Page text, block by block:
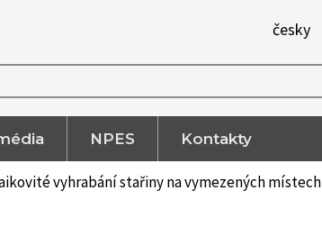
česky
NPES Kontakty
vyhrabání stařiny na vymezených místech